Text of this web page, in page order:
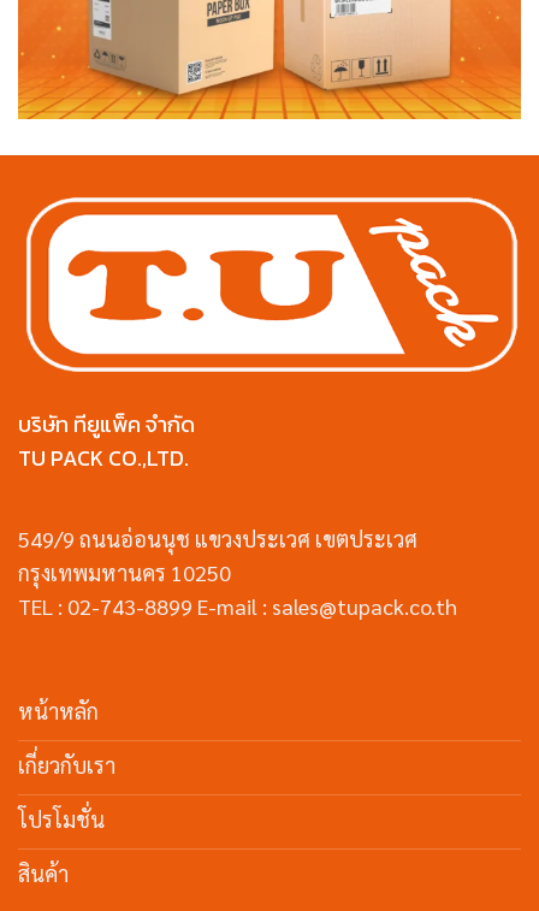
บริษัท ทียูแพ็ค จำกัด
TU PACK CO.,LTD.
549/9 ถนนอ่อนนุช แขวงประเวศ เขตประเวศ
กรุงเทพมหานคร 10250
TEL : 02-743-8899 E-mail : sales@tupack.co.th
หน้าหลัก
เกี่ยวกับเรา
โปรโมชั่น
สินค้า